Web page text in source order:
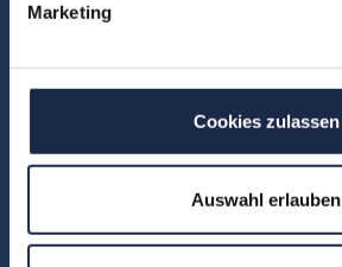
Marketing
Cookies zulassen
Auswahl erlauben
Internationales
KI
Redaktion
Social & Community
Vertrieb